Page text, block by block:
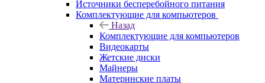
Источники бесперебойного питания
Комплектующие для компьютеров
Назад
Комплектующие для компьютеров
Видеокарты
Жетские диски
Майнеры
Материнские платы